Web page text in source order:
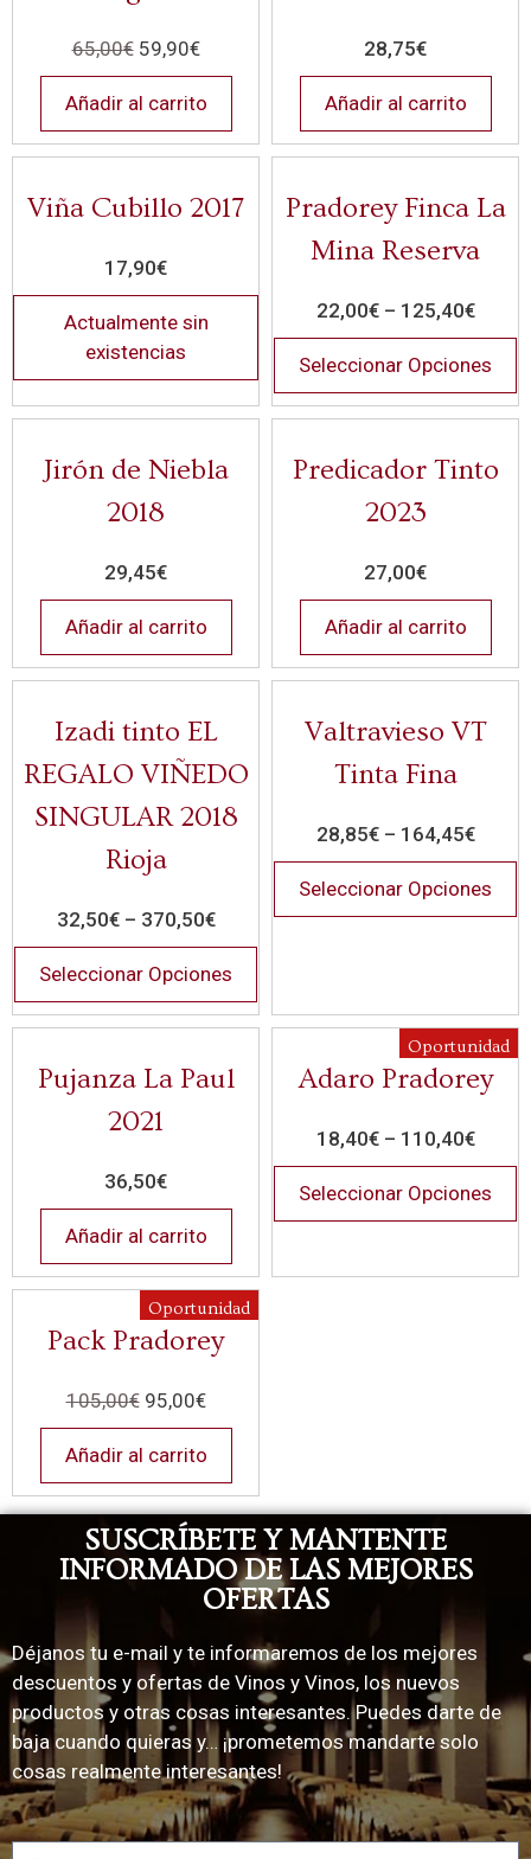
65,00€ 59,90€
Añadir al carrito
28,75€
Añadir al carrito
Viña Cubillo 2017
17,90€
Actualmente sin
existencias
Pradorey Finca La
Mina Reserva
22,00€– 125,40€
Seleccionar Opciones
Jirón de Niebla
2018
29,45€
Añadir al carrito
Predicador Tinto
2023
27,00€
Añadir al carrito
Izadi tinto EL
REGALO VIÑEDO
SINGULAR 2018
Rioja
32,50€– 370,50€
Seleccionar Opciones
Valtravieso VT
Tinta Fina
28,85€– 164,45€
Seleccionar Opciones
Pujanza La Paul
2021
36,50€
Añadir al carrito
Oportunidad
Adaro Pradorey
18,40€– 110,40€
Seleccionar Opciones
Oportunidad
Pack Pradorey
105,00€ 95,00€
Añadir al carrito
SUSCRÍBETE Y MANTENTE
INFORMADO DE LAS MEJORES
OFERTAS
Déjanos tu e-mail y te informaremos de los mejores
descuentos y ofertas de Vinos y Vinos, los nuevos
productos y otras cosas interesantes. Puedes darte de
baja cuando quieras y… ¡prometemos mandarte solo
cosas realmente interesantes!